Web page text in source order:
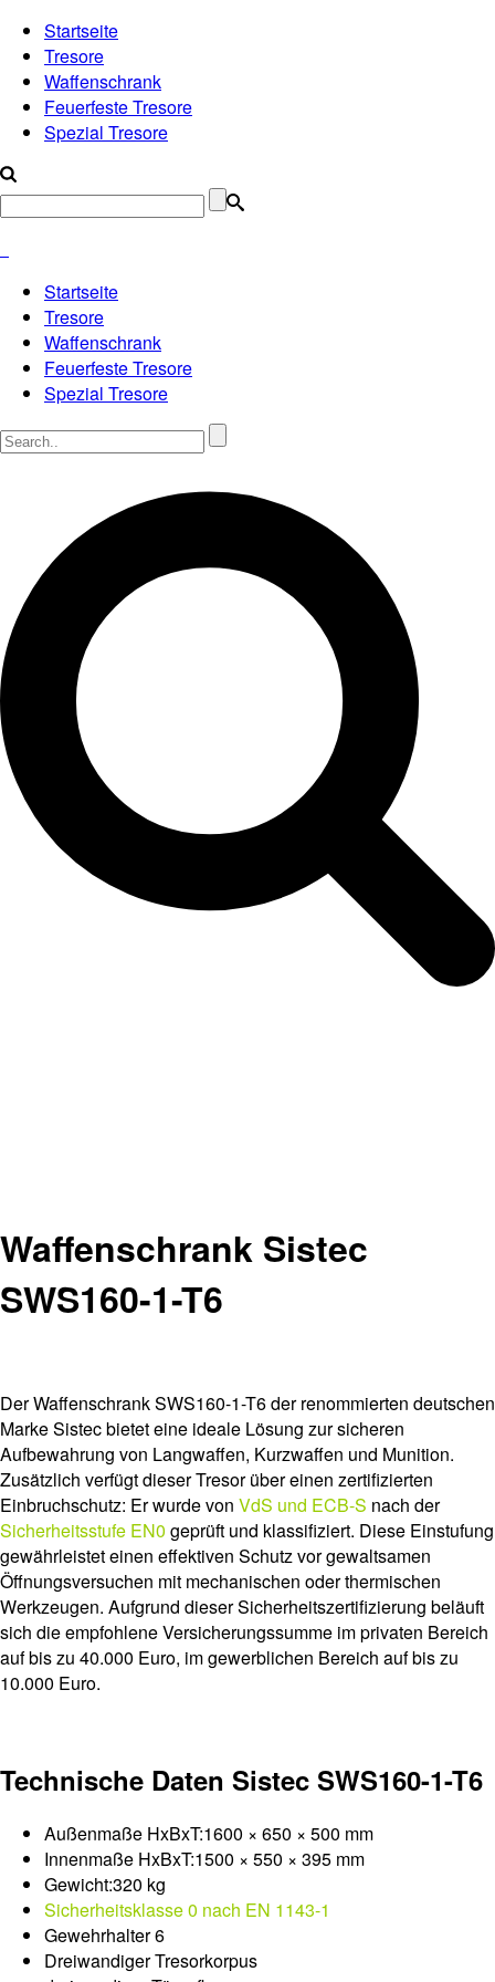
Startseite
Tresore
Waffenschrank
Feuerfeste Tresore
Spezial Tresore
Startseite
Tresore
Waffenschrank
Feuerfeste Tresore
Spezial Tresore
Waffenschrank Sistec
SWS160-1-T6
Der Waffenschrank SWS160-1-T6 der renommierten deutschen
Marke Sistec bietet eine ideale Lösung zur sicheren
Aufbewahrung von Langwaffen, Kurzwaffen und Munition.
Zusätzlich verfügt dieser Tresor über einen zertifizierten
Einbruchschutz: Er wurde von VdS und ECB-S nach der
Sicherheitsstufe EN0 geprüft und klassifiziert. Diese Einstufung
gewährleistet einen effektiven Schutz vor gewaltsamen
Öffnungsversuchen mit mechanischen oder thermischen
Werkzeugen. Aufgrund dieser Sicherheitszertifizierung beläuft
sich die empfohlene Versicherungssumme im privaten Bereich
auf bis zu 40.000 Euro, im gewerblichen Bereich auf bis zu
10.000 Euro.
Technische Daten Sistec SWS160-1-T6
Außenmaße HxBxT:1600 × 650 × 500 mm
Innenmaße HxBxT:1500 × 550 × 395 mm
Gewicht:320 kg
Sicherheitsklasse 0 nach EN 1143-1
Gewehrhalter 6
Dreiwandiger Tresorkorpus